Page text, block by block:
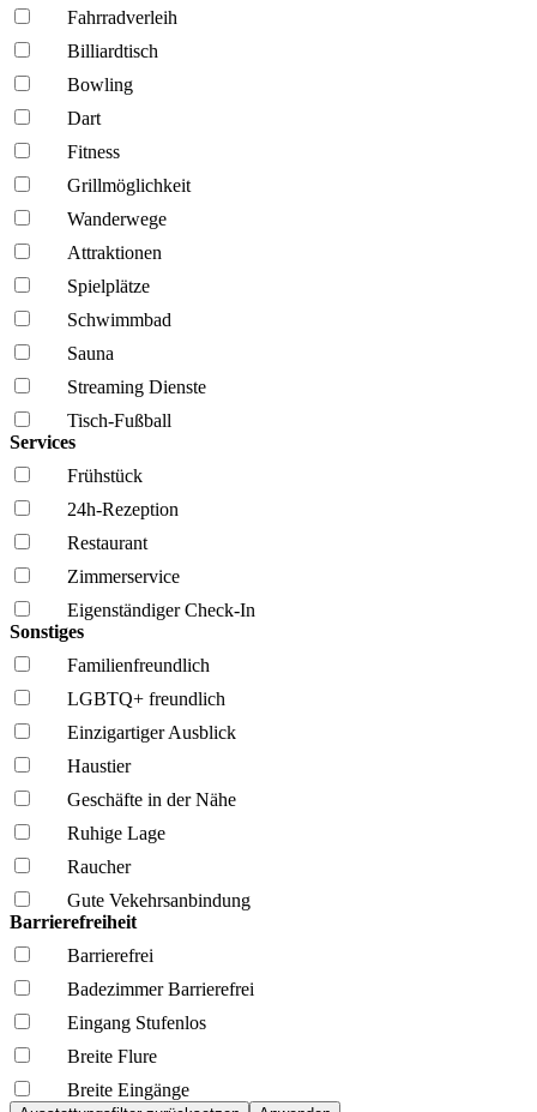
Fahrrad­verleih
Billiardtisch
Bowling
Dart
Fitness
Grillmöglich­keit
Wanderwege
Attraktionen
Spielplätze
Schwimmbad
Sauna
Streaming Dienste
Tisch-Fußball
Services
Frühstück
24h-Rezeption
Restaurant
Zimmerservice
Eigenständiger Check-In
Sonstiges
Familien­freundlich
LGBTQ+ freundlich
Einzigartiger Ausblick
Haustier
Geschäfte in der Nähe
Ruhige Lage
Raucher
Gute Vekehrsanbindung
Barrierefreiheit
Barrierefrei
Badezimmer Barrierefrei
Eingang Stufenlos
Breite Flure
Breite Eingänge